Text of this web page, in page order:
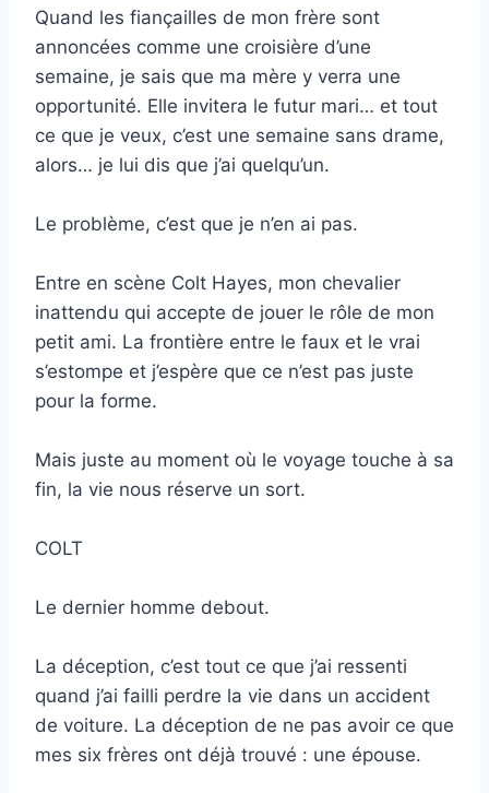
Quand les fiançailles de mon frère sont
annoncées comme une croisière d’une
semaine, je sais que ma mère y verra une
opportunité. Elle invitera le futur mari… et tout
ce que je veux, c’est une semaine sans drame,
alors… je lui dis que j’ai quelqu’un.
Le problème, c’est que je n’en ai pas.
Entre en scène Colt Hayes, mon chevalier
inattendu qui accepte de jouer le rôle de mon
petit ami. La frontière entre le faux et le vrai
s’estompe et j’espère que ce n’est pas juste
pour la forme.
Mais juste au moment où le voyage touche à sa
fin, la vie nous réserve un sort.
COLT
Le dernier homme debout.
La déception, c’est tout ce que j’ai ressenti
quand j’ai failli perdre la vie dans un accident
de voiture. La déception de ne pas avoir ce que
mes six frères ont déjà trouvé : une épouse.